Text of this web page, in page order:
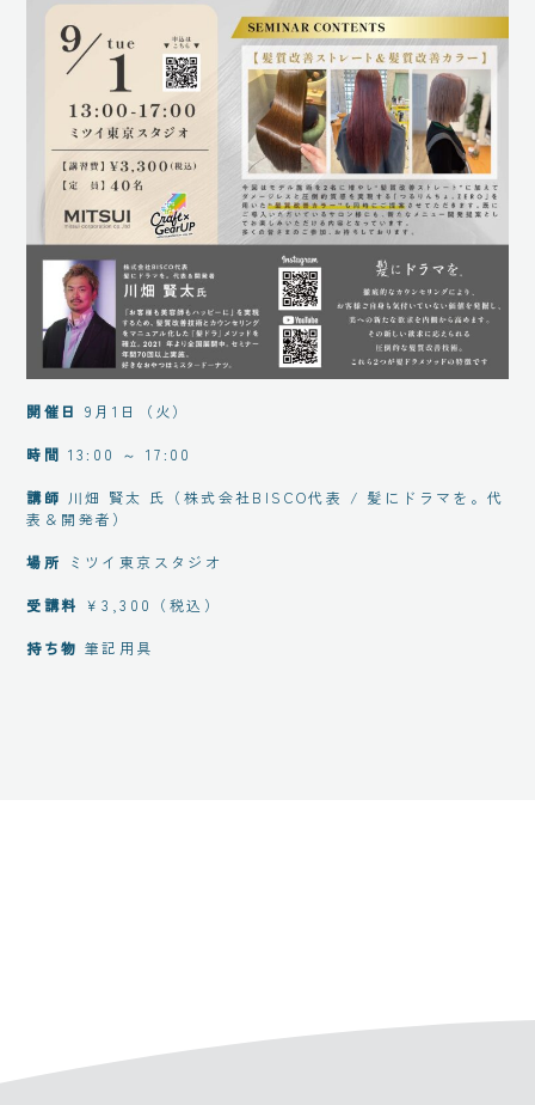
開催日 9月1日（火）
時間 13:00 ～ 17:00
講師 川畑 賢太 氏（株式会社BISCO代表 / 髪にドラマを。代
表＆開発者）
場所 ミツイ東京スタジオ
受講料 ￥3,300（税込）
持ち物 筆記用具